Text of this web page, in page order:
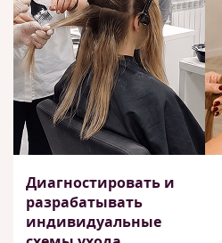
Диагностировать и
разрабатывать
индивидуальные